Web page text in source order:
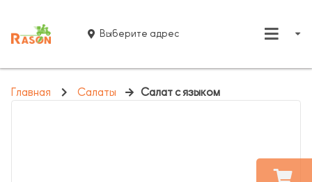
Выберите адрес
Главная Салаты Салат с языком